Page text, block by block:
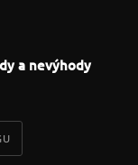
a nevýhody